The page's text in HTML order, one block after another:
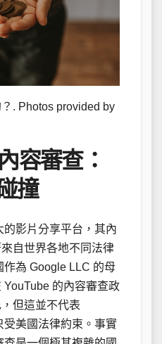
. Photos provided by
容審查：
撞
影片分享平台，其內
自世界各地不同法律
為 Google LLC 的母
YouTube 的內容審查政
但這並不代表
受美國法律約束。事實